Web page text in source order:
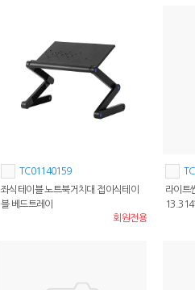
TC01140159
좌식테이블 노트북거치대 접이식테이
블 베드트레이
회원전용
라이트
13.314